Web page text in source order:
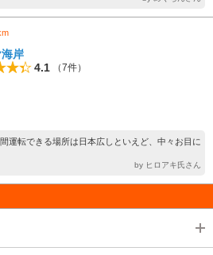
岸
4.1
（7件）
運転できる場所は日本広しといえど、中々お目に
by ヒロアキ氏さん